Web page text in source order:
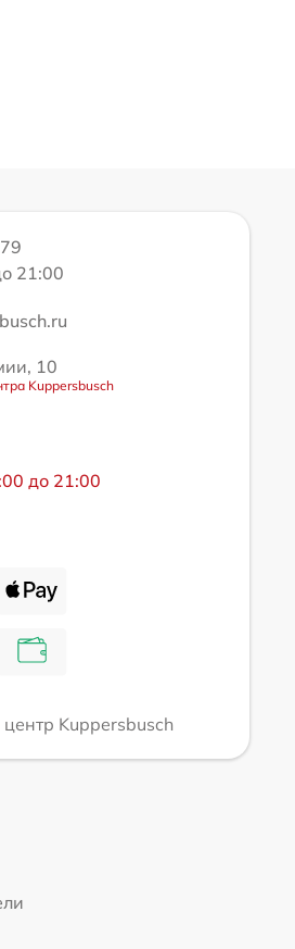
21:00
10
Kuppersbusch
до 21:00
Kuppersbusch